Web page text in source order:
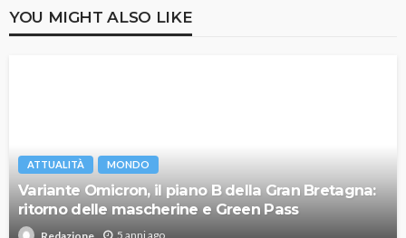
YOU MIGHT ALSO LIKE
ATTUALITÀ MONDO
Variante Omicron, il piano B della Gran Bretagna:
ritorno delle mascherine e Green Pass
5 anni ago